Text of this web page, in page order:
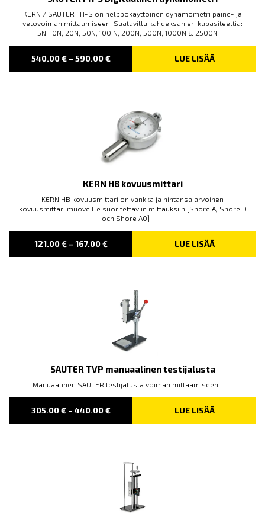
KERN / SAUTER FH-S on helppokäyttöinen dynamometri paine- ja
vetovoiman mittaamiseen. Saatavilla kahdeksan eri kapasiteettia:
5N, 10N, 20N, 50N, 100 N, 200N, 500N, 1000N & 2500N
540.00€ – 590.00€PRICE
540.00 €
LUE LISÄÄ
KERN HB kovuusmittari
KERN HB kovuusmittari on vankka ja hintansa arvoinen
kovuusmittari muoveille suoritettaviin mittauksiin [Shore A, Shore D
och Shore A0]
121.00€ – 167.00€PRICE
121.00 €
LUE LISÄÄ
SAUTER TVP manuaalinen testijalusta
Manuaalinen SAUTER testijalusta voiman mittaamiseen
305.00€ – 440.00€PRICE
305.00 €
LUE LISÄÄ